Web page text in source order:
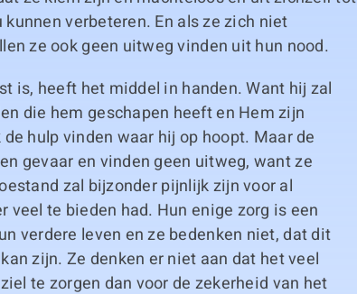
verbeteren. En als ze zich niet
ze ook geen uitweg vinden uit hun nood.
is, heeft het middel in handen. Want hij zal
die hem geschapen heeft en Hem zijn
hulp vinden waar hij op hoopt. Maar de
gevaar en vinden geen uitweg, want ze
zal bijzonder pijnlijk zijn voor al
te bieden had. Hun enige zorg is een
verdere leven en ze bedenken niet, dat dit
zijn. Ze denken er niet aan dat het veel
te zorgen dan voor de zekerheid van het